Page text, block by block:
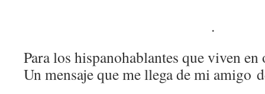
.
Para los hispanohablantes que viven
Un mensaje que me llega de mi amigo